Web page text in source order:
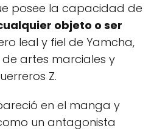
posee la capacidad de
objeto o ser
leal y fiel de Yamcha,
artes marciales y
Z.
en el manga y
un antagonista